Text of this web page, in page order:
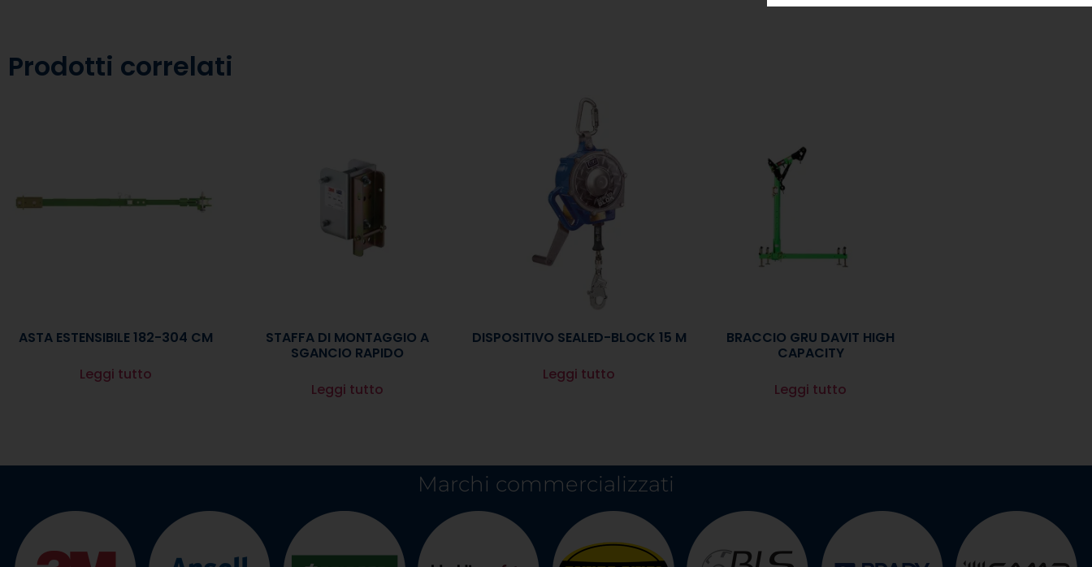
Prodotti correlati
ASTA ESTENSIBILE 182-304 CM
Leggi tutto
STAFFA DI MONTAGGIO A
SGANCIO RAPIDO
Leggi tutto
DISPOSITIVO SEALED-BLOCK 15 M
Leggi tutto
BRACCIO GRU DAVIT HIGH
CAPACITY
Leggi tutto
Marchi commercializzati